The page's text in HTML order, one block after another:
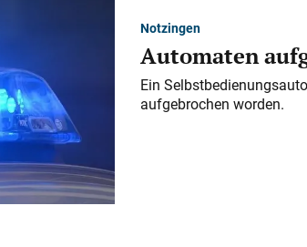
Notzingen
Automaten
Ein
aufgebrochen worden.